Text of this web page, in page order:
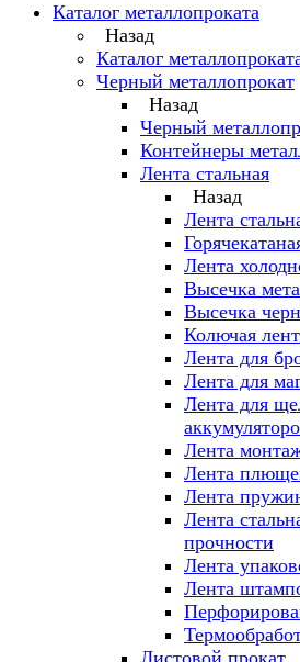
Каталог металлопроката
Назад
Каталог
Черный металлопрокат
Назад
Черный
Контейнеры
Лента стальная
Назад
Лента
Лента
Высечка
Высечка
Колючая
Лента для
Лента для
Лента для
Лента
Лента
Лента
Лента
прочности
Лента
Лента
Листовой прокат